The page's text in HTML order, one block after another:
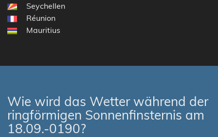
Seychellen
Réunion
Mauritius
Wie wird das Wetter während der
ringförmigen Sonnenfinsternis am
18.09.-0190?